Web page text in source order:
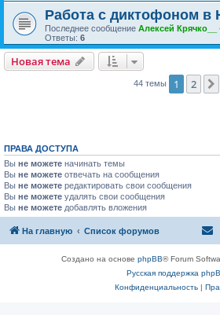
Работа с диктофоном в
Последнее сообщение Алексей Крячко__
Ответы: 6
Новая тема
44 темы 1 2
ПРАВА ДОСТУПА
Вы не можете начинать темы
Вы не можете отвечать на сообщения
Вы не можете редактировать свои сообщения
Вы не можете удалять свои сообщения
Вы не можете добавлять вложения
На главную Список форумов
Создано на основе phpBB® Forum
Русская поддержка
Конфиденциальность|